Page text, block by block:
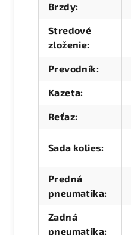
Brzdy:
Stredové
zloženie:
Prevodník:
Kazeta:
Reťaz:
Sada kolies:
Predná
pneumatika:
Zadná
pneumatika: